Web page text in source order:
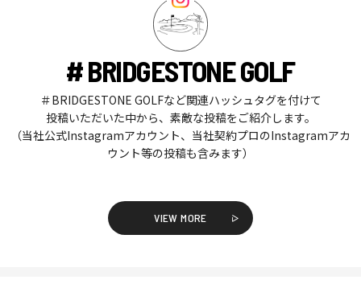
# BRIDGESTONE GOLF
＃BRIDGESTONE GOLFなど関連ハッシュタグを付けて
投稿いただいた中から、素敵な投稿をご紹介します。
（当社公式Instagramアカウント、当社契約プロのInstagramアカ
ウント等の投稿も含みます）
VIEW MORE